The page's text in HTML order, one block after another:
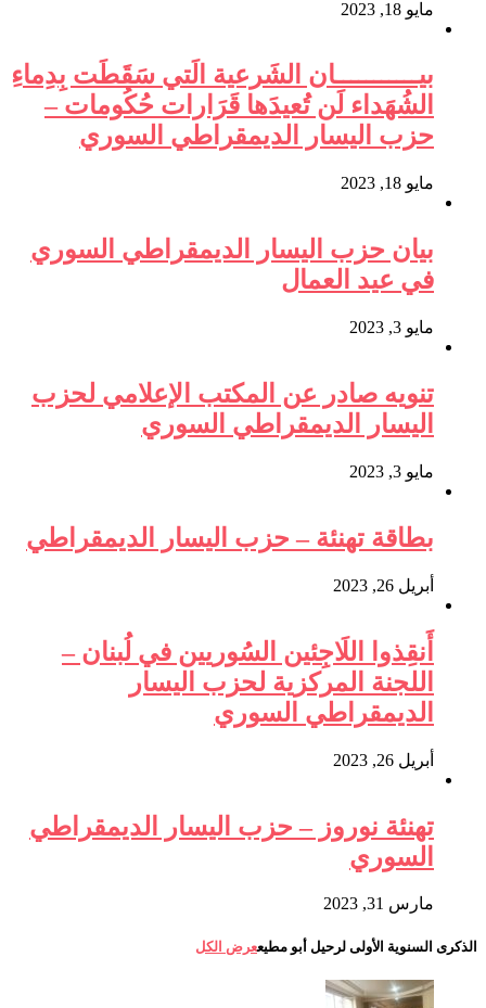
مايو 18, 2023
بيـــــــــــان الشَرعية الَتي سَقَطَت بِدِماءِ
الشُهَداء لَن تُعيدَها قَرَارات حُكُومات –
حزب اليسار الديمقراطي السوري
مايو 18, 2023
بيان حزب اليسار الديمقراطي السوري
في عيد العمال
مايو 3, 2023
تنويه صادر عن المكتب الإعلامي لحزب
اليسار الديمقراطي السوري
مايو 3, 2023
بطاقة تهنئة – حزب اليسار الديمقراطي
أبريل 26, 2023
أَنقِذوا اللَاجِئين السُوريين في لُبنان –
اللجنة المركزية لحزب اليسار
الديمقراطي السوري
أبريل 26, 2023
تهنئة نوروز – حزب اليسار الديمقراطي
السوري
مارس 31, 2023
الذكرى السنوية الأولى لرحيل أبو مطيععرض الكل